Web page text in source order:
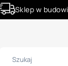
Sklep w